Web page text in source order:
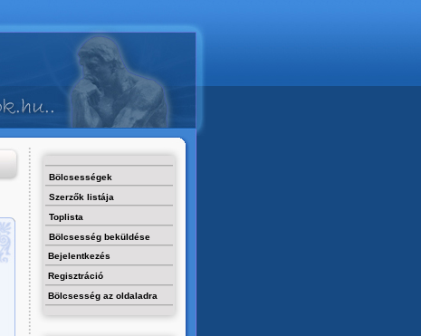
Bölcsességek
Szerzők listája
Toplista
Bölcsesség beküldése
Bejelentkezés
Regisztráció
Bölcsesség az oldaladra